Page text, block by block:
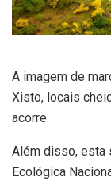
A imagem de
Xisto, locais
acorre.
Além disso, esta
Ecológica